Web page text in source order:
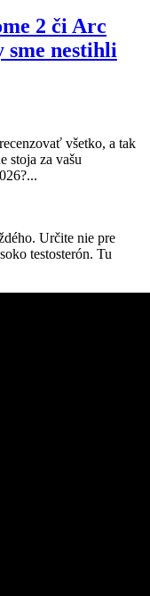
2 či Arc
sme nestihli
všetko, a tak
stoja za vašu
Určite nie pre
testosterón. Tu